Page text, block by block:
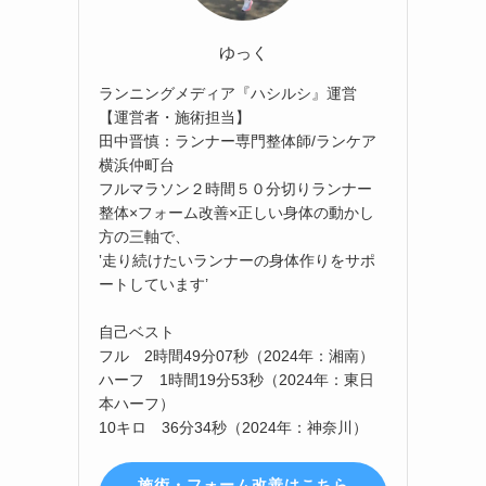
ゆっく
ランニングメディア『ハシルシ』運営
【運営者・施術担当】
田中晋慎：ランナー専門整体師/ランケア
横浜仲町台
フルマラソン２時間５０分切りランナー
整体×フォーム改善×正しい身体の動かし
方の三軸で、
‛走り続けたいランナーの身体作りをサポ
ートしています’
自己ベスト
フル 2時間49分07秒（2024年：湘南）
ハーフ 1時間19分53秒（2024年：東日
本ハーフ）
10キロ 36分34秒（2024年：神奈川）